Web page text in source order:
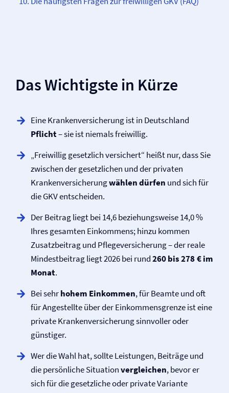
Das Wichtigste in Kürze
Eine Kranken­versicherung ist in Deutschland
Pflicht– sie ist niemals freiwillig.
„Freiwillig gesetzlich versichert“ heißt nur, dass Sie
zwischen der gesetzlichen und der privaten
Kranken­versicherungwählen dürfen und sich für
die GKV entscheiden.
Der Beitrag liegt bei 14,6 beziehungsweise 14,0 %
Ihres gesamten Einkommens; hinzu kommen
Zusatzbeitrag und Pflege­versicherung – der reale
Mindestbeitrag liegt 2026 bei rund260 bis 278 € im
Monat.
Bei sehrhohem Einkommen, für Beamte und oft
für Angestellte über der Einkommensgrenze ist eine
private Kranken­versicherung sinnvoller oder
günstiger.
Wer die Wahl hat, sollte Leistungen, Beiträge und
die persönliche Situationvergleichen, bevor er
sich für die gesetzliche oder private Variante